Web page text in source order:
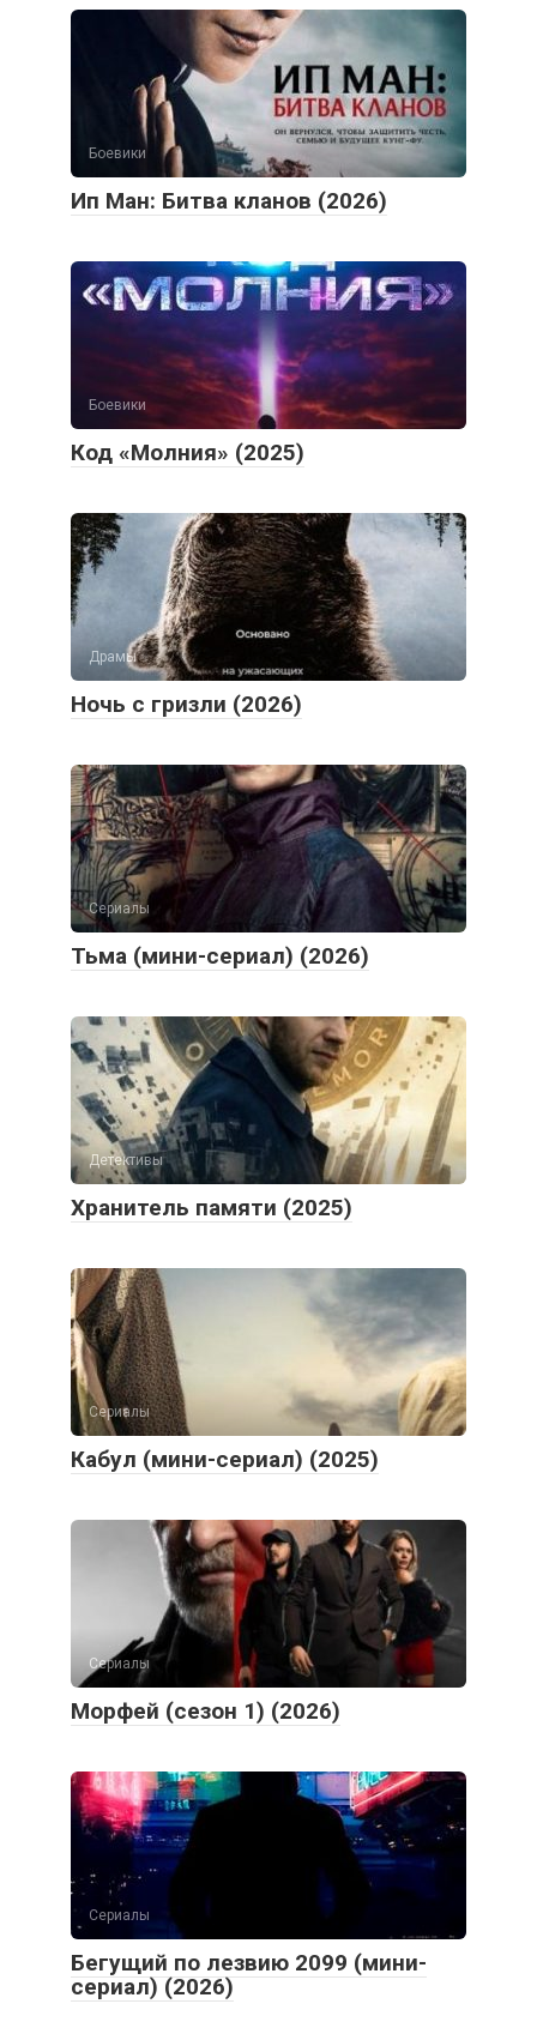
Боевики
Ип Ман: Битва кланов (2026)
Боевики
Код «Молния» (2025)
Драмы
Ночь с гризли (2026)
Сериалы
Тьма (мини-сериал) (2026)
Детективы
Хранитель памяти (2025)
Сериалы
Кабул (мини-сериал) (2025)
Сериалы
Морфей (сезон 1) (2026)
Сериалы
Бегущий по лезвию 2099 (мини-
сериал) (2026)